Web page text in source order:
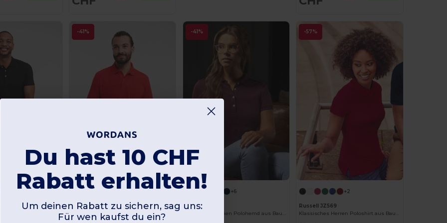
-41%
Russell RU599M
Poloshirt Herren Übergrößen
-41%
+6
Russell JZ565
Elegantes Damen Polohemd aus Baumwolle
-57%
+2
Russell JZ569
Klassisches Herren Poloshirt aus Baumwolle
Du hast 10 CHF
Rabatt erhalten!
Um deinen Rabatt zu sichern, sag uns:
Für wen kaufst du ein?